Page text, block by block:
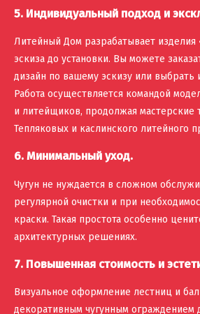
5. Индивидуальный подход и
Литейный Дом разрабатывает изделия
эскиза до установки. Вы можете
дизайн по вашему эскизу или выбрать
Работа осуществляется командой
и литейщиков, продолжая мастерские
Тепляковых и каслинского литейного
6. Минимальный уход.
Чугун не нуждается в сложном
регулярной очистки и при
краски. Такая простота особенно
архитектурных решениях.
7. Повышенная стоимость и
Визуальное оформление лестниц и
декоративным чугунным ограждением